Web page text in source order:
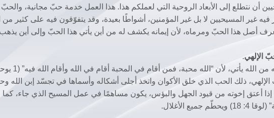
أن نتطلع إلى الأبعاد الروحية التي لعملكم هذا. هذا العمل خدمة حبّ مجانية،
فيه غير المسيحيين لا بل غير المؤمنين، أشواطًا بعيدة، وقد يتفوّقون فيه على كثير من
أصل هذا الحبّ ومرماه، لأن إيمانه يكشف له من أين يأتي هذا الحبّ وإلى أين
الإلهي.
ذلك الحب الذي خلق الأكوان واتخذ أجلى أشكاله وأسماها في تجسّد إبن الله
إذا أعتق إخوته من قيود الجهل والبؤس، يكون مساهمًا في عمل المسيح الذي جاء، كما
الأغلال.